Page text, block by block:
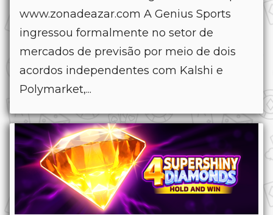
www.zonadeazar.com A Genius Sports
ingressou formalmente no setor de
mercados de previsão por meio de dois
acordos independentes com Kalshi e
Polymarket,...